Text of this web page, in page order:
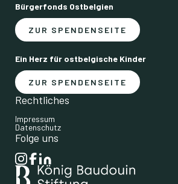
Bürgerfonds Ostbelgien
ZUR SPENDENSEITE
Ein Herz für ostbelgische Kinder
ZUR SPENDENSEITE
Rechtliches
Impressum
Datenschutz
Folge uns